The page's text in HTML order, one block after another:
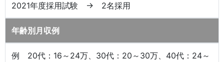
2021年度採用試験 → 2名採用
年齢別月収例
例 20代：16～24万、30代：20～30万、40代：24～